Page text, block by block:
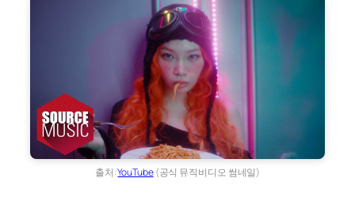
출처:YouTube(공식 뮤직비디오 썸네일)